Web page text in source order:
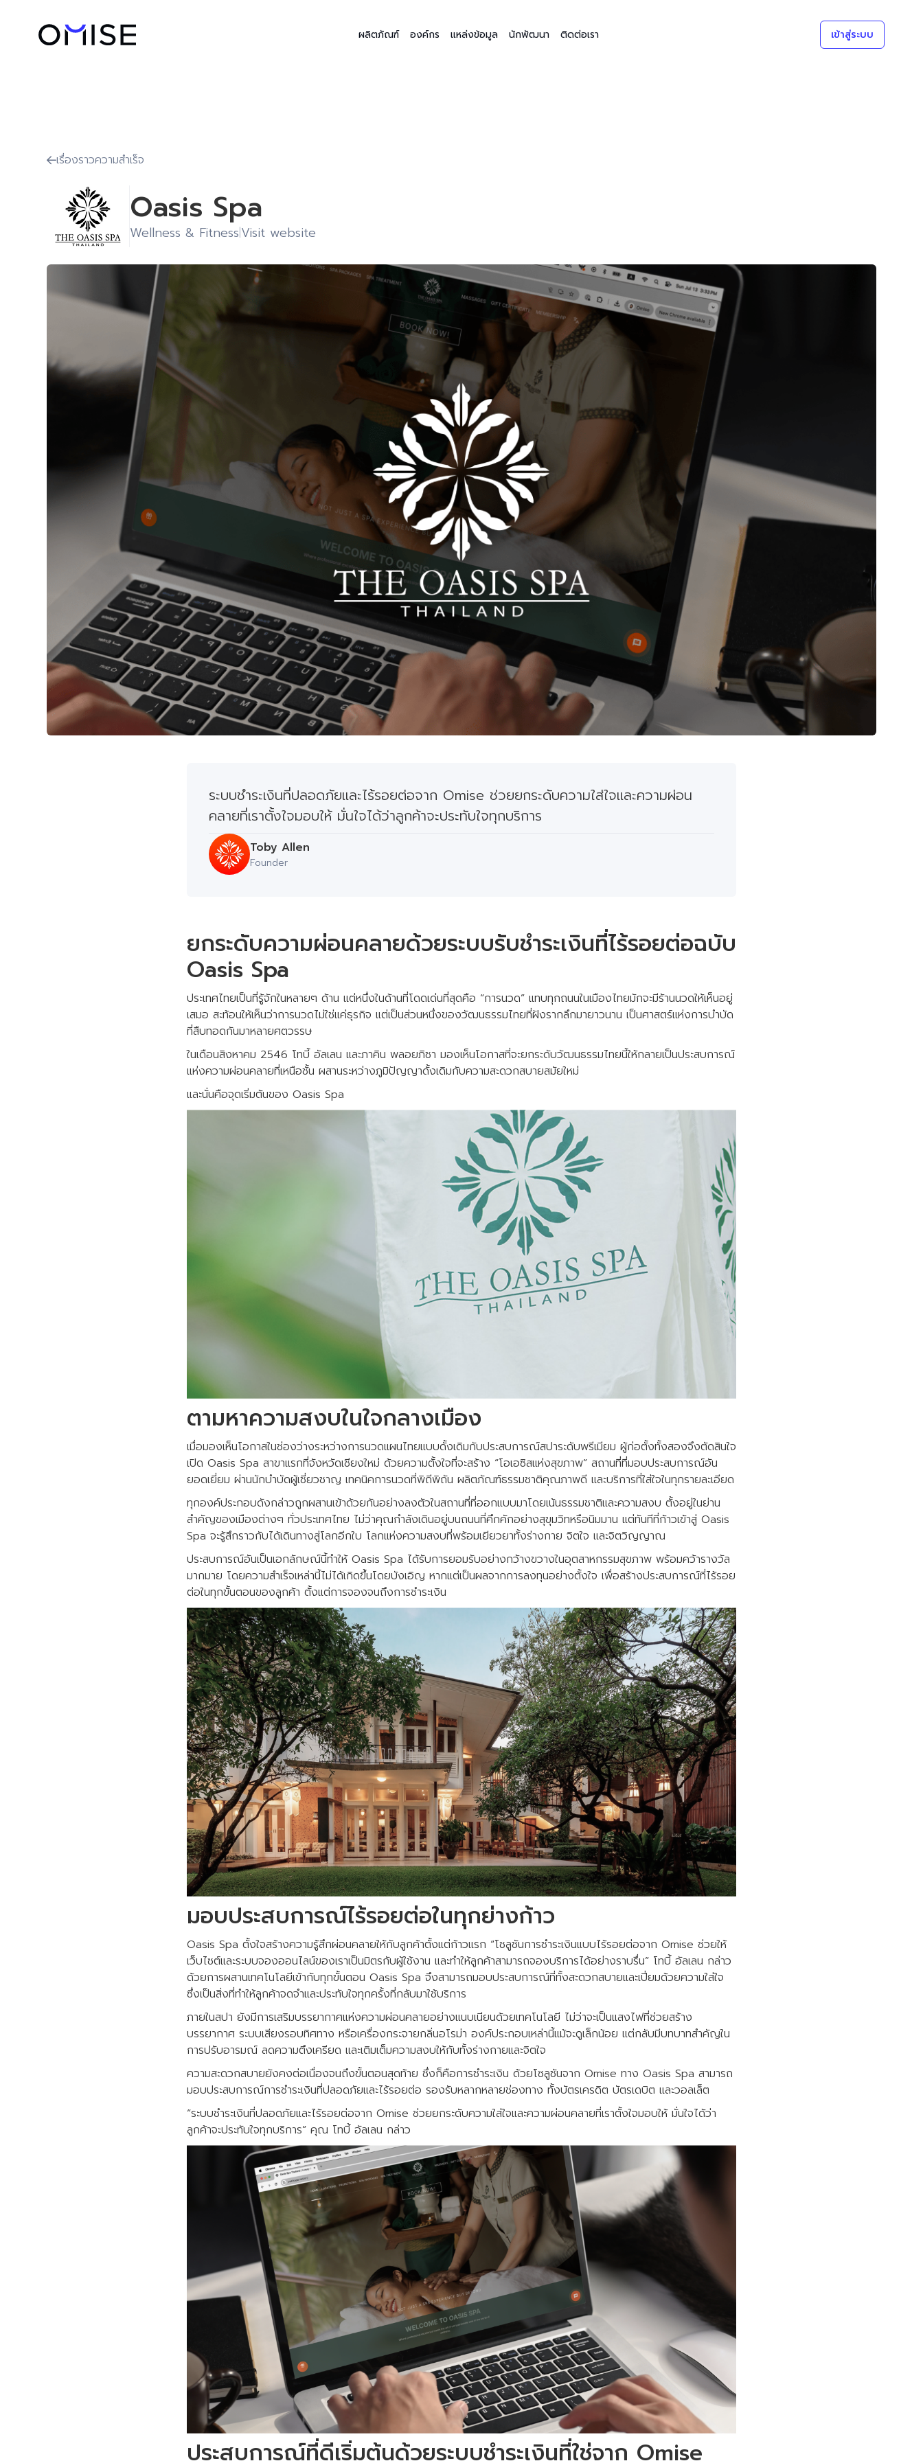
ผลิตภัณฑ์ องค์กร แหล่งข้อมูล นักพัฒนา ติดต่อเรา เข้าสู่ระบบ
เรื่องราวความสำเร็จ
Oasis Spa
Wellness & Fitness|Visit website
ระบบชำระเงินที่ปลอดภัยและไร้รอยต่อจาก Omise ช่วยยกระดับความใส่ใจและความผ่อน
คลายที่เราตั้งใจมอบให้ มั่นใจได้ว่าลูกค้าจะประทับใจทุกบริการ
Toby Allen
Founder
ยกระดับความผ่อนคลายด้วยระบบรับชำระเงินที่ไร้รอยต่อฉบับ
Oasis Spa
ประเทศไทยเป็นที่รู้จักในหลายๆ ด้าน แต่หนึ่งในด้านที่โดดเด่นที่สุดคือ “การนวด” แทบทุกถนนในเมืองไทยมักจะมีร้านนวดให้เห็นอยู่
เสมอ สะท้อนให้เห็นว่าการนวดไม่ใช่แค่ธุรกิจ แต่เป็นส่วนหนึ่งของวัฒนธรรมไทยที่ฝังรากลึกมายาวนาน เป็นศาสตร์แห่งการบำบัด
ที่สืบทอดกันมาหลายศตวรรษ
ในเดือนสิงหาคม 2546 โทบี้ อัลเลน และภาคิน พลอยภิชา มองเห็นโอกาสที่จะยกระดับวัฒนธรรมไทยนี้ให้กลายเป็นประสบการณ์
แห่งความผ่อนคลายที่เหนือชั้น ผสานระหว่างภูมิปัญญาดั้งเดิมกับความสะดวกสบายสมัยใหม่
และนั่นคือจุดเริ่มต้นของ Oasis Spa
ตามหาความสงบในใจกลางเมือง
เมื่อมองเห็นโอกาสในช่องว่างระหว่างการนวดแผนไทยแบบดั้งเดิมกับประสบการณ์สปาระดับพรีเมียม ผู้ก่อตั้งทั้งสองจึงตัดสินใจ
เปิด Oasis Spa สาขาแรกที่จังหวัดเชียงใหม่ ด้วยความตั้งใจที่จะสร้าง “โอเอซิสแห่งสุขภาพ” สถานที่ที่มอบประสบการณ์อัน
ยอดเยี่ยม ผ่านนักบำบัดผู้เชี่ยวชาญ เทคนิคการนวดที่พิถีพิถัน ผลิตภัณฑ์ธรรมชาติคุณภาพดี และบริการที่ใส่ใจในทุกรายละเอียด
ทุกองค์ประกอบดังกล่าวถูกผสานเข้าด้วยกันอย่างลงตัวในสถานที่ที่ออกแบบมาโดยเน้นธรรมชาติและความสงบ ตั้งอยู่ในย่าน
สำคัญของเมืองต่างๆ ทั่วประเทศไทย ไม่ว่าคุณกำลังเดินอยู่บนถนนที่คึกคักอย่างสุขุมวิทหรือนิมมาน แต่ทันทีที่ก้าวเข้าสู่ Oasis
Spa จะรู้สึกราวกับได้เดินทางสู่โลกอีกใบ โลกแห่งความสงบที่พร้อมเยียวยาทั้งร่างกาย จิตใจ และจิตวิญญาณ
ประสบการณ์อันเป็นเอกลักษณ์นี้ทำให้ Oasis Spa ได้รับการยอมรับอย่างกว้างขวางในอุตสาหกรรมสุขภาพ พร้อมคว้ารางวัล
มากมาย โดยความสำเร็จเหล่านี้ไม่ได้เกิดขึ้นโดยบังเอิญ หากแต่เป็นผลจากการลงทุนอย่างตั้งใจ เพื่อสร้างประสบการณ์ที่ไร้รอย
ต่อในทุกขั้นตอนของลูกค้า ตั้งแต่การจองจนถึงการชำระเงิน
มอบประสบการณ์ไร้รอยต่อในทุกย่างก้าว
Oasis Spa ตั้งใจสร้างความรู้สึกผ่อนคลายให้กับลูกค้าตั้งแต่ก้าวแรก “โซลูชันการชำระเงินแบบไร้รอยต่อจาก Omise ช่วยให้
เว็บไซต์และระบบจองออนไลน์ของเราเป็นมิตรกับผู้ใช้งาน และทำให้ลูกค้าสามารถจองบริการได้อย่างราบรื่น” โทบี้ อัลเลน กล่าว
ด้วยการผสานเทคโนโลยีเข้ากับทุกขั้นตอน Oasis Spa จึงสามารถมอบประสบการณ์ที่ทั้งสะดวกสบายและเปี่ยมด้วยความใส่ใจ
ซึ่งเป็นสิ่งที่ทำให้ลูกค้าจดจำและประทับใจทุกครั้งที่กลับมาใช้บริการ
ภายในสปา ยังมีการเสริมบรรยากาศแห่งความผ่อนคลายอย่างแนบเนียนด้วยเทคโนโลยี ไม่ว่าจะเป็นแสงไฟที่ช่วยสร้าง
บรรยากาศ ระบบเสียงรอบทิศทาง หรือเครื่องกระจายกลิ่นอโรม่า องค์ประกอบเหล่านี้แม้จะดูเล็กน้อย แต่กลับมีบทบาทสำคัญใน
การปรับอารมณ์ ลดความตึงเครียด และเติมเต็มความสงบให้กับทั้งร่างกายและจิตใจ
ความสะดวกสบายยังคงต่อเนื่องจนถึงขั้นตอนสุดท้าย ซึ่งก็คือการชำระเงิน ด้วยโซลูชันจาก Omise ทาง Oasis Spa สามารถ
มอบประสบการณ์การชำระเงินที่ปลอดภัยและไร้รอยต่อ รองรับหลากหลายช่องทาง ทั้งบัตรเครดิต บัตรเดบิต และวอลเล็ต
“ระบบชำระเงินที่ปลอดภัยและไร้รอยต่อจาก Omise ช่วยยกระดับความใส่ใจและความผ่อนคลายที่เราตั้งใจมอบให้ มั่นใจได้ว่า
ลูกค้าจะประทับใจทุกบริการ” คุณ โทบี้ อัลเลน กล่าว
ประสบการณ์ที่ดีเริ่มต้นด้วยระบบชำระเงินที่ใช่จาก Omise